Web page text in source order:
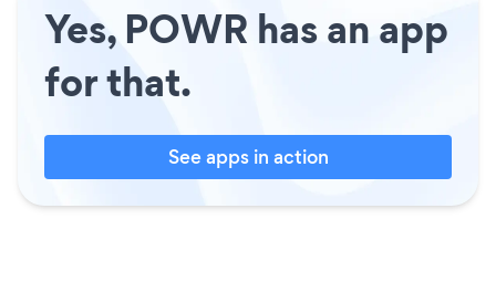
Yes, POWR has an app
for that.
See apps in action